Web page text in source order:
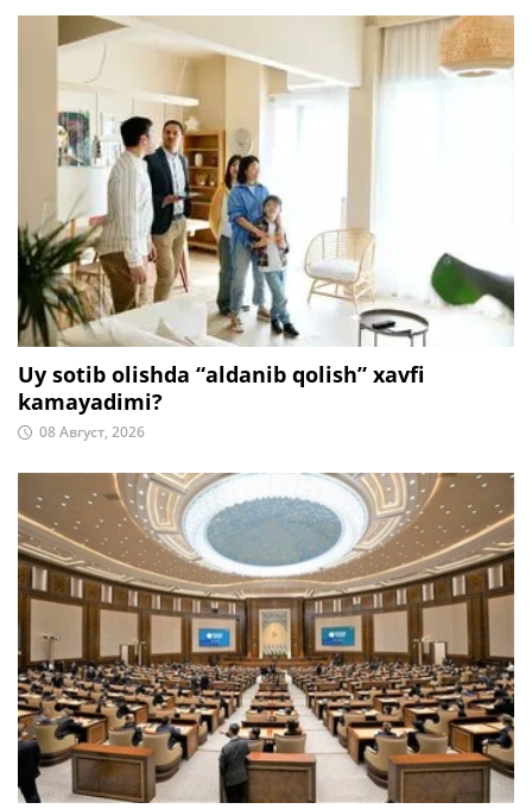
Uy sotib olishda “aldanib qolish” xavfi
kamayadimi?
08 Август, 2026